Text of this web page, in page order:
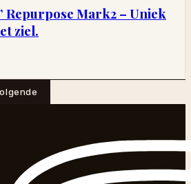
Repurpose Mark2 – Uniek
ziel.